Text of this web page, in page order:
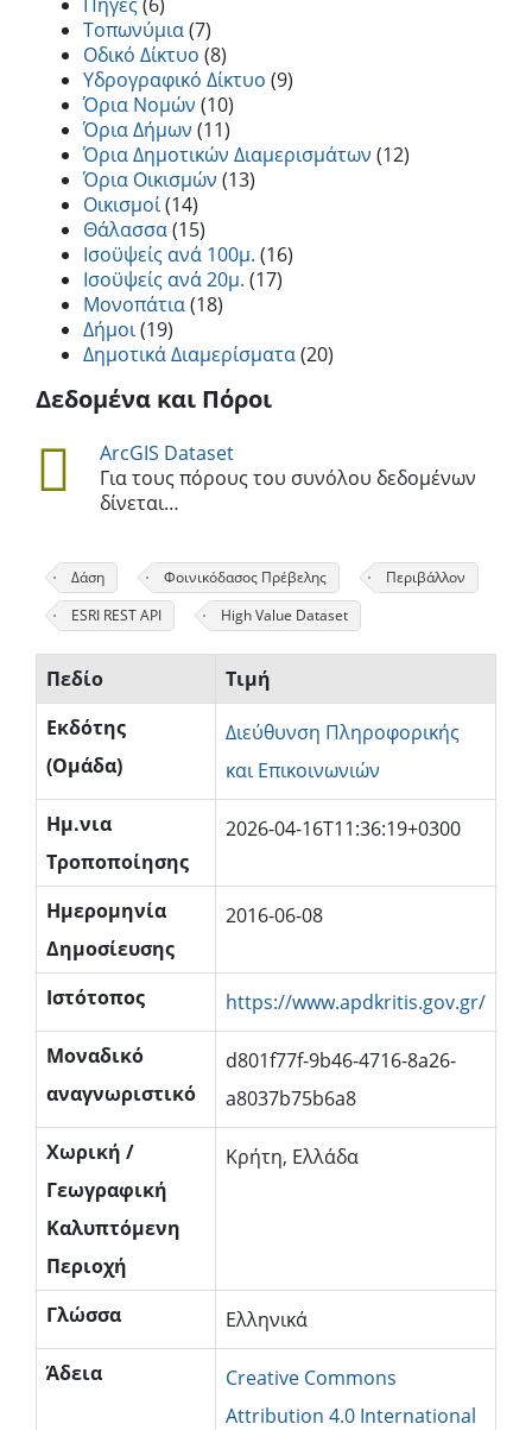
Τοπωνύμια(7)
Οδικό Δίκτυο (8)
Υδρογραφικό Δίκτυο (9)
Όρια Νομών (10)
Όρια Δήμων (11)
Όρια Δημοτικών Διαμερισμάτων (12)
Όρια Οικισμών (13)
Οικισμοί(14)
Θάλασσα(15)
Ισοϋψείς ανά 100μ. (16)
Ισοϋψείς ανά 20μ. (17)
Μονοπάτια(18)
Δήμοι(19)
Δημοτικά Διαμερίσματα(20)
Δεδομένα και Πόροι
ArcGIS Dataset
Για τους πόρους του συνόλου δεδομένων
δίνεται…
Δάση Φοινικόδασος Πρέβελης
Περιβάλλον
ESRI REST API
High Value Dataset
Πεδίο
Τιμή
Εκδότης
(Ομάδα)
Διεύθυνση Πληροφορικής
και Επικοινωνιών
Ημ.νια
Τροποποίησης
2026-04-16T11:36:19+0300
Ημερομηνία
Δημοσίευσης
2016-06-08
Ιστότοπος https://www.apdkritis.gov.gr/
Μοναδικό
αναγνωριστικό
d801f77f-9b46-4716-8a26-
a8037b75b6a8
Χωρική /
Γεωγραφική
Καλυπτόμενη
Περιοχή
Κρήτη, Ελλάδα
Γλώσσα Ελληνικά
Άδεια
Creative Commons
Attribution 4.0 International